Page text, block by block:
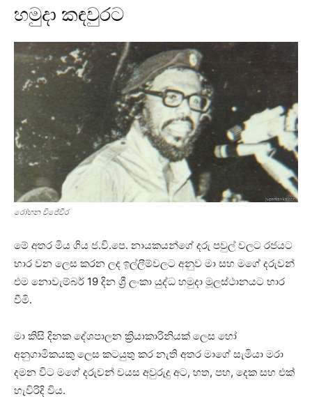
හමුදා කඳවුරට
රෝහන විජේවීර
මේ අතර මිය ගිය ජ.වි.පෙ. නායකයන්ගේ දරු පවුල් වලට රජයට
භාර වන ලෙස කරන ලද ඉල්ලීම්වලට අනුව මා සහ මගේ දරුවන්
එම නොවැම්බර් 19 දින ශ්‍රී ලංකා යුද්ධ හමුදා මූලස්ථානයට භාර
වීමි.
මා කිසි දිනක දේශපාලන ක්‍රියාකාරිනියක් ලෙස හෝ
අනුගාමිකයකු ලෙස කටයුතු කර නැති අතර මාගේ සැමියා මරා
දමන විට මගේ දරුවන් වයස අවුරුදු අට, හත, පහ, දෙක සහ එක්
හැවිරිදි විය.